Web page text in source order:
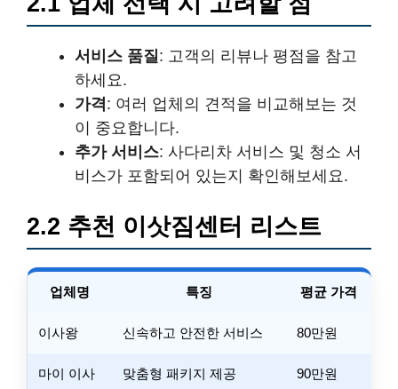
서비스 품질: 고객의 리뷰나 평점을 참고
하세요.
가격 : 여러 업체의 견적을 비교해보는 것
이 중요합니다.
추가 서비스: 사다리차 서비스 및 청소 서
비스가 포함되어 있는지 확인해보세요.
2.2 추천 이삿짐센터 리스트
업체명 특징 평균 가격
이사왕 신속하고 안전한 서비스 80만원
마이 이사 맞춤형 패키지 제공 90만원